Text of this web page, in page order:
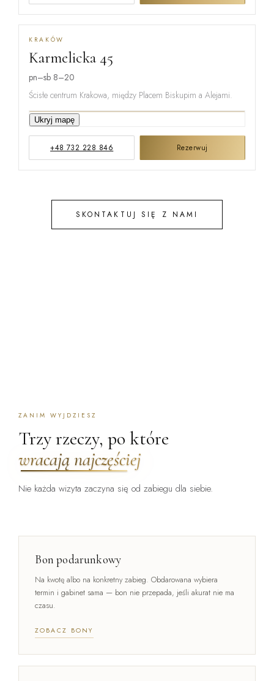
KRAKÓW
Karmelicka 45
pn–sb 8–20
Ścisłe centrum Krakowa, między Placem Biskupim a Alejami.
KARMELICKA
Ukryj mapę
+48 732 228 846 Rezerwuj
SKONTAKTUJ SIĘ Z NAMI
ZANIM WYJDZIESZ
Trzy rzeczy, po które
wracają najczęściej
Nie każda wizyta zaczyna się od zabiegu dla siebie.
Bon podarunkowy
Na kwotę albo na konkretny zabieg. Obdarowana wybiera
termin i gabinet sama — bon nie przepada, jeśli akurat nie ma
czasu.
ZOBACZ BONY